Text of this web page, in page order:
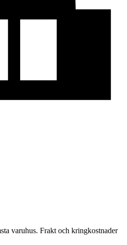
varuhus. Frakt och kringkostnader